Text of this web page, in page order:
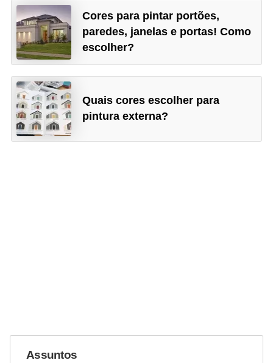
Cores para pintar portões,
paredes, janelas e portas! Como
escolher?
Quais cores escolher para
pintura externa?
Assuntos